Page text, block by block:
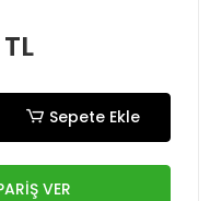
Sepete Ekle
VER